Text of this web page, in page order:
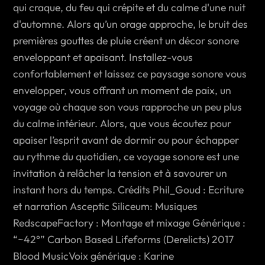
qui craque, du feu qui crépite et du calme d'une nuit
d'automne. Alors qu’un orage approche, le bruit des
premières gouttes de pluie créent un décor sonore
enveloppant et apaisant. Installez-vous
confortablement et laissez ce paysage sonore vous
envelopper, vous offrant un moment de paix, un
voyage où chaque son vous rapproche un peu plus
du calme intérieur. Alors, que vous écoutez pour
apaiser l’esprit avant de dormir ou pour échapper
au rythme du quotidien, ce voyage sonore est une
invitation à relâcher la tension et à savourer un
instant hors du temps. Crédits Phil_Goud : Ecriture
et narration Asceptic Siliceum: Musiques
RedscapeFactory : Montage et mixage Générique :
“~42°” Carbon Based Lifeforms (Derelicts) 2017
Blood MusicVoix générique : Karine